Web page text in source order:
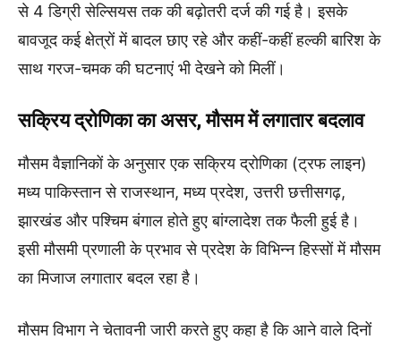
से 4 डिग्री सेल्सियस तक की बढ़ोतरी दर्ज की गई है। इसके
बावजूद कई क्षेत्रों में बादल छाए रहे और कहीं-कहीं हल्की बारिश के
साथ गरज-चमक की घटनाएं भी देखने को मिलीं।
सक्रिय द्रोणिका का असर, मौसम में लगातार बदलाव
मौसम वैज्ञानिकों के अनुसार एक सक्रिय द्रोणिका (ट्रफ लाइन)
मध्य पाकिस्तान से राजस्थान, मध्य प्रदेश, उत्तरी छत्तीसगढ़,
झारखंड और पश्चिम बंगाल होते हुए बांग्लादेश तक फैली हुई है।
इसी मौसमी प्रणाली के प्रभाव से प्रदेश के विभिन्न हिस्सों में मौसम
का मिजाज लगातार बदल रहा है।
मौसम विभाग ने चेतावनी जारी करते हुए कहा है कि आने वाले दिनों